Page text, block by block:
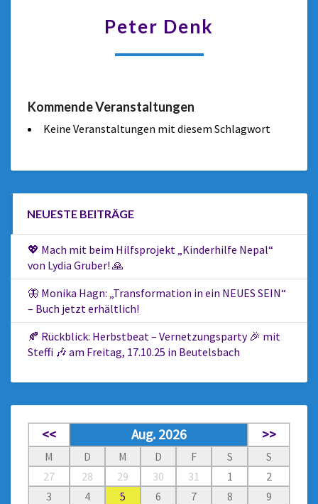
Peter Denk
Kommende Veranstaltungen
Keine Veranstaltungen mit diesem Schlagwort
NEUESTE BEITRÄGE
💖 Mach mit beim Hilfsprojekt „Kinderhilfe Nepal“
von Lydia Gruber! 🙏
🦋 Monika Hagn: „Transformation in ein NEUES SEIN“
– Buch jetzt erhältlich!
🍂 Rückblick: Herbstbeat – Vernetzungsparty 🎉 mit
Steffi 🎶 am Freitag, 17.10.25 in Beutelsbach
<< Aug. 2026 >>
M D M D F S
S
27
28 29 30 31 1
2
3
4 5 6 7 8
9